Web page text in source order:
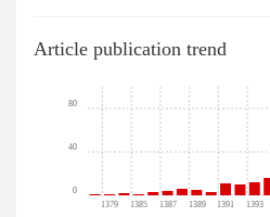
Article publication trend
1379 1385 1387 1389 1391 1393
0
40
80